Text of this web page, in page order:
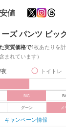
値
ーズ パンツ ビッ
実質価格で1枚あたりを計
れています）
トイトレ
BIG
グーン
キャンペーン情報